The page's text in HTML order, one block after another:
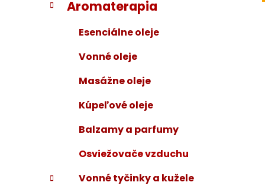
e
Aromaterapia
Esenciálne oleje
Vonné oleje
Masážne oleje
Kúpeľové oleje
Balzamy a parfumy
Osviežovače vzduchu
Vonné tyčinky a kužele